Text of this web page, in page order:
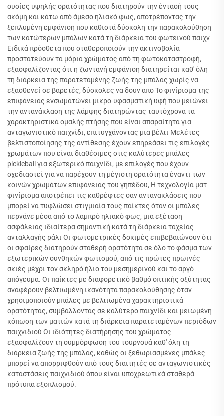
ουσίες υψηλής ορατότητας που διατηρούν την έντασή τους
ακόμη και κάτω από άμεσο ηλιακό φως, αποτρέποντας την
ξεπλυμένη εμφάνιση που καθιστά δύσκολη την παρακολούθηση
των κατώτερων μπάλων κατά τη διάρκεια του φωτεινού παιχν
Ειδικά πρόσθετα που σταθεροποιούν την ακτινοβολία
προστατεύουν τα μόρια χρώματος από τη φωτοκαταστροφή,
εξασφαλίζοντας ότι η ζωντανή εμφάνιση διατηρείται καθ' όλη
τη διάρκεια της παρατεταμένης ζωής της μπάλας χωρίς να
εξασθενεί σε βαρετές, δύσκολες να δουν απο Το φινίρισμα της
επιφάνειας ενσωματώνει μικρο-υφασματική υφή που μειώνει
την αντανάκλαση της λάμψης διατηρώντας ταυτόχρονα τα
χαρακτηριστικά ομαλής πτήσης που είναι απαραίτητα για
ανταγωνιστικό παιχνίδι, επιτυγχάνοντας μια βέλτι Μελέτες
βελτιστοποίησης της αντίθεσης έχουν επηρεάσει τις επιλογές
χρωμάτων που είναι διαθέσιμες στις καλύτερες μπάλες
pickleball για εξωτερικό παιχνίδι, με επιλογές που έχουν
σχεδιαστεί για να παρέχουν τη μέγιστη ορατότητα έναντι των
κοινών χρωμάτων επιφάνειας του γηπέδου, Η τεχνολογία ματ
φινίρισμα αποτρέπει τις καθρέφτες σαν αντανακλάσεις που
μπορεί να τυφλώσει στιγμιαία τους παίκτες όταν οι μπάλες
περνάνε μέσα από το λαμπρό ηλιακό φως, μια εξέταση
ασφάλειας ιδιαίτερα σημαντική κατά τη διάρκεια ταχείας
ανταλλαγής ράλι Οι φωτομετρικές δοκιμές επιβεβαιώνουν ότι
οι σφαίρες διατηρούν σταθερή ορατότητα σε όλο το φάσμα των
εξωτερικών συνθηκών φωτισμού, από τις πρώτες πρωινές
σκιές μέχρι τον σκληρό ήλιο του μεσημερινού και το αργό
απόγευμα. Οι παίκτες με διαφορετικό βαθμό οπτικής οξύτητας
αναφέρουν βελτιωμένη ικανότητα παρακολούθησης όταν
χρησιμοποιούν μπάλες με βελτιωμένα χαρακτηριστικά
ορατότητας, συμβάλλοντας σε καλύτερο παιχνίδι και μειωμένη
κόπωση των ματιών κατά τη διάρκεια παρατεταμένων περιόδων
παιχνιδιού Οι ιδιότητες διατήρησης του χρώματος
εξασφαλίζουν τη συμμόρφωση του τουρνουά καθ' όλη τη
διάρκεια ζωής της μπάλας, καθώς οι ξεθωριασμένες μπάλες
μπορεί να απορριφθούν από τους διαιτητές σε ανταγωνιστικές
καταστάσεις παιχνιδιού όπου είναι υποχρεωτικά σταθερά
πρότυπα εξοπλισμού.